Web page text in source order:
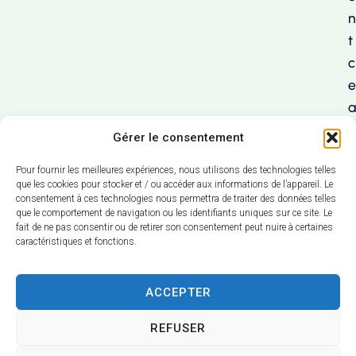
Gérer le consentement
Pour fournir les meilleures expériences, nous utilisons des technologies telles
que les cookies pour stocker et / ou accéder aux informations de l’appareil. Le
consentement à ces technologies nous permettra de traiter des données telles
que le comportement de navigation ou les identifiants uniques sur ce site. Le
fait de ne pas consentir ou de retirer son consentement peut nuire à certaines
caractéristiques et fonctions.
ACCEPTER
REFUSER
n
t
c
e
a